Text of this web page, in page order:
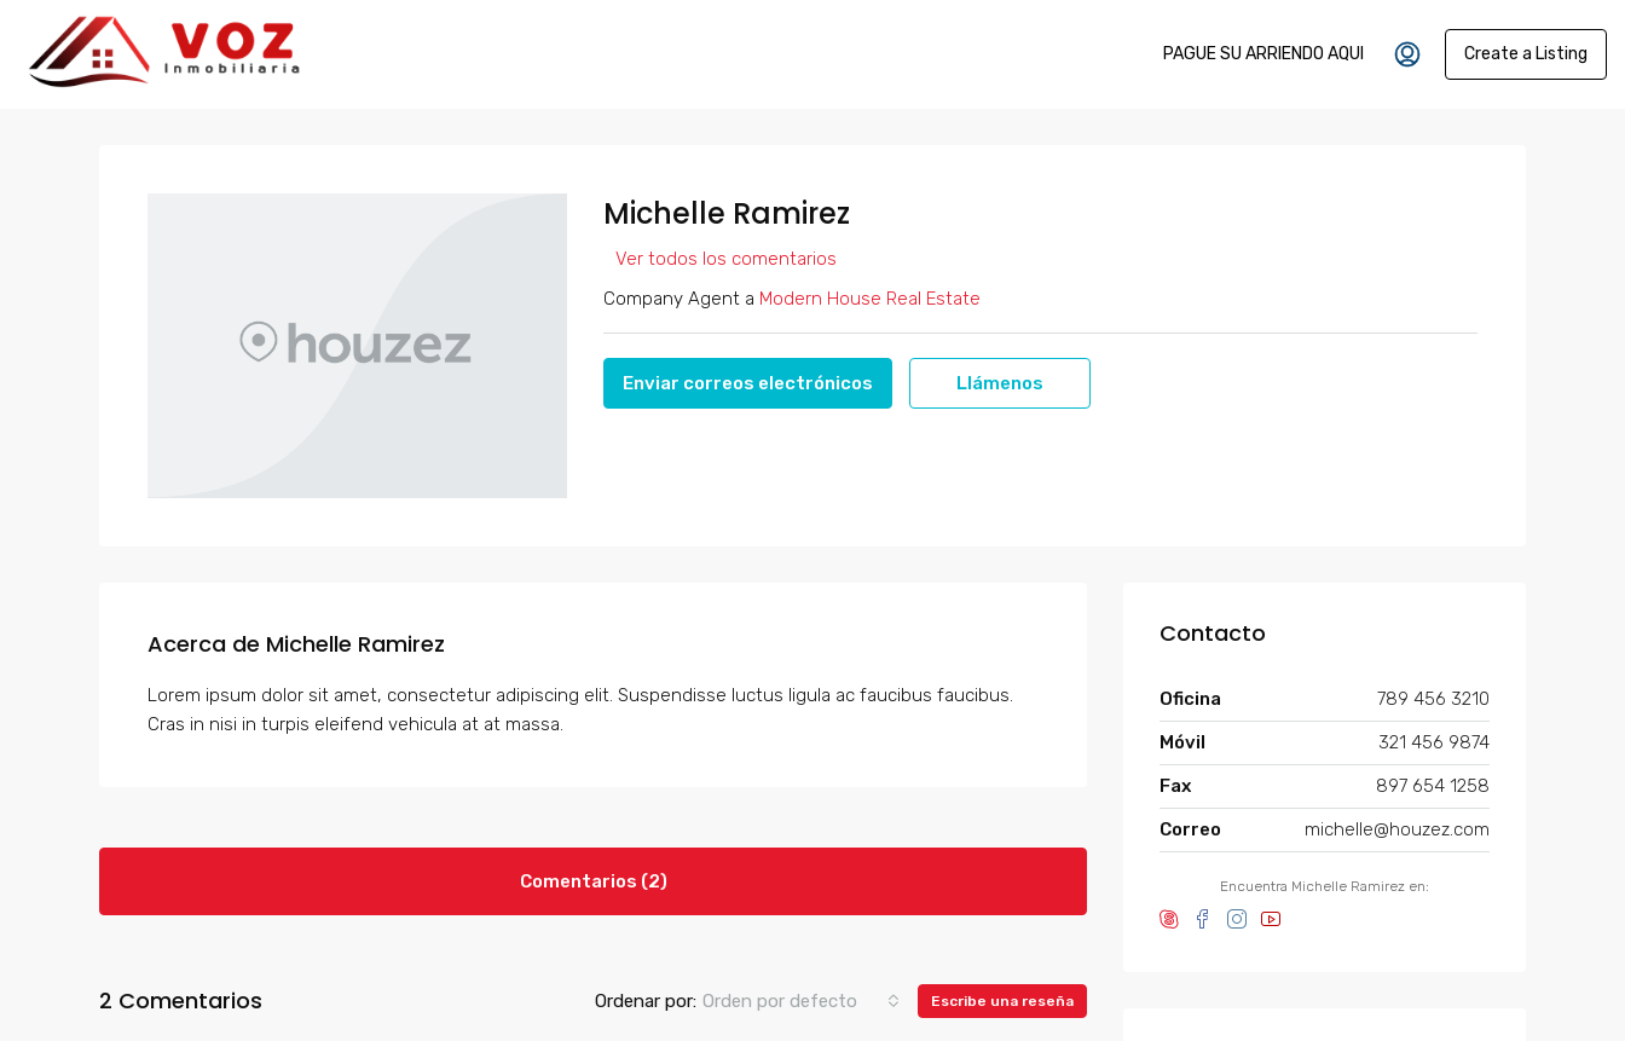
PAGUE SU ARRIENDO AQUI Create a Listing
Michelle Ramirez
Ver todos los comentarios
Company Agent a Modern House Real Estate
Enviar correos electrónicos Llámenos
Acerca de Michelle Ramirez
Lorem ipsum dolor sit amet, consectetur adipiscing elit. Suspendisse luctus ligula ac faucibus faucibus.
Cras in nisi in turpis eleifend vehicula at at massa.
Comentarios (2)
2 Comentarios Ordenar por: Orden por defecto Escribe una reseña
Contacto
Oficina
789 456 3210
Móvil
321 456 9874
Fax
897 654 1258
Correo
michelle@houzez.com
Encuentra Michelle Ramirez en: